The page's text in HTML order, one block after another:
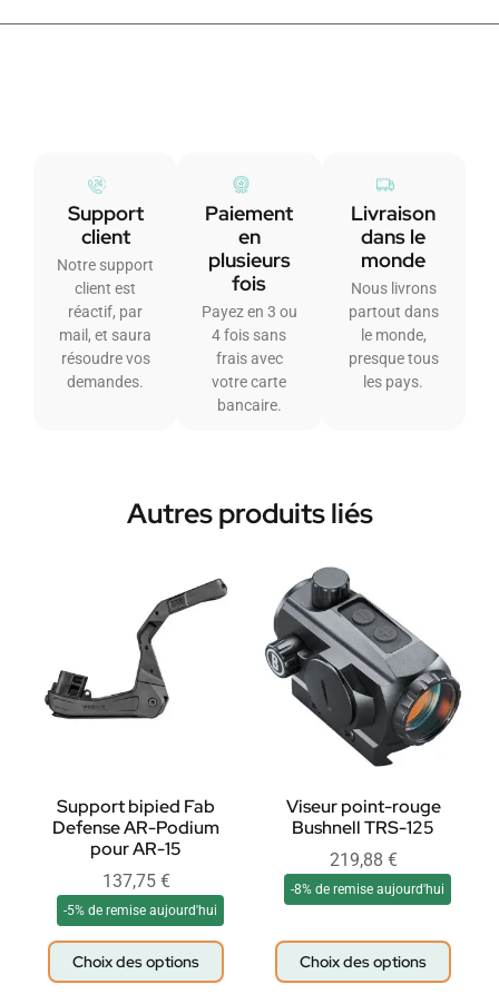
Support
client
Notre support
client est
réactif, par
mail, et saura
résoudre vos
demandes.
Paiement
en
plusieurs
fois
Payez en 3 ou
4 fois sans
frais avec
votre carte
bancaire.
Livraison
dans le
monde
Nous livrons
partout dans
le monde,
presque tous
les pays.
Autres produits liés
Support bipied Fab
Defense AR-Podium
pour AR-15
137,75 €
-5% de remise aujourd'hui
Choix des options
Viseur point-rouge
Bushnell TRS-125
219,88 €
-8% de remise aujourd'hui
Choix des options